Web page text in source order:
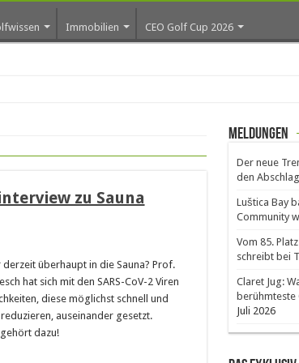
Immobilien CEO Golf Cup 2026
zu Sauna
überhaupt in die Sauna? Prof.
hat sich mit den SARS-CoV-2 Viren
diese möglichst schnell und
auseinander gesetzt.
dazu!
Meldungen
Der neue
den
Luštica Bay
Community
Vom 85.
schreibt bei
Claret Jug:
berühmteste
Juli 2026